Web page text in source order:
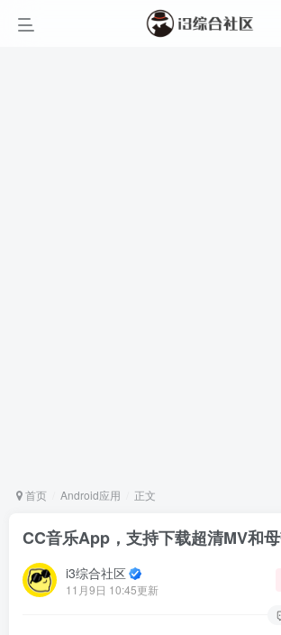
首页 Android应用 正文
CC音乐App，支持下载超清MV和母
i3综合社区
11月9日 10:45更新